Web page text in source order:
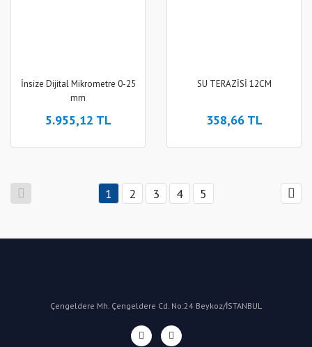
İnsize Dijital Mikrometre 0-25
mm
5.955,12 TL
SU TERAZİSİ 12CM
358,66 TL
1 2 3 4 5
Çengeldere Mh. Çengeldere Cd. No:24 Beykoz/İSTANBUL